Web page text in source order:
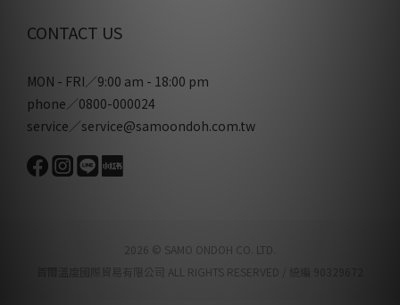
CONTACT US
MON - FRI／9:00 am - 18:00 pm
phone／0800-000024
service／service@samoondoh.com.tw
2026 © SAMO ONDOH CO. LTD.
首爾溫度國際貿易有限公司 ALL RIGHTS RESERVED / 統編 90329672